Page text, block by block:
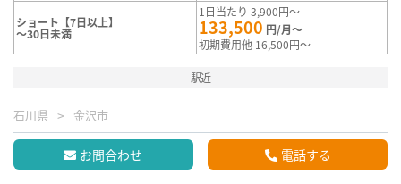
ショート【7日以上】
～30日未満
1日当たり 3,900円～
133,500 円/月～
初期費用他 16,500円～
駅近
石川県 金沢市
お問合わせ 電話する